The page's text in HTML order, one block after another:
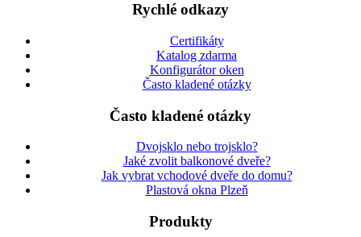
Rychlé odkazy
Certifikáty
Katalog zdarma
Konfigurátor oken
Často kladené otázky
Často kladené otázky
Dvojsklo nebo trojsklo?
Jaké zvolit balkonové dveře?
Jak vybrat vchodové dveře do domu?
Plastová okna Plzeň
Produkty